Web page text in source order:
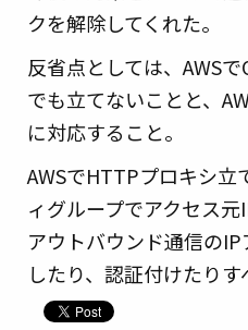
クを解除してくれた。
反省点としては、AWS
でも立てないことと、
に対応すること。
AWSでHTTPプロキシ
ィグループでアクセス元
アウトバウンド通信の
したり、認証付けたりす